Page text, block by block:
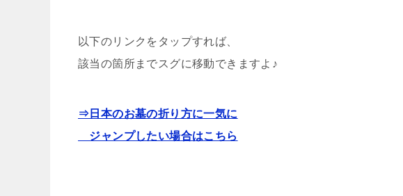
以下のリンクをタップすれば、
該当の箇所までスグに移動できますよ♪
⇒日本のお墓の折り方に一気に
ジャンプしたい場合はこちら